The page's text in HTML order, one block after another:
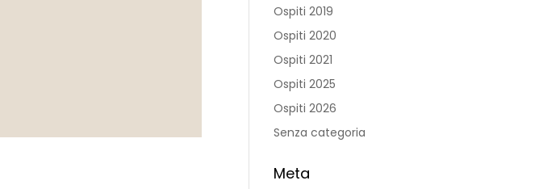
Ospiti 2019
Ospiti 2020
Ospiti 2021
Ospiti 2025
Ospiti 2026
Senza categoria
Meta